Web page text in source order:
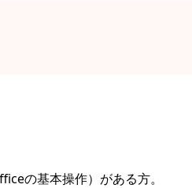
の基本操作）がある方。